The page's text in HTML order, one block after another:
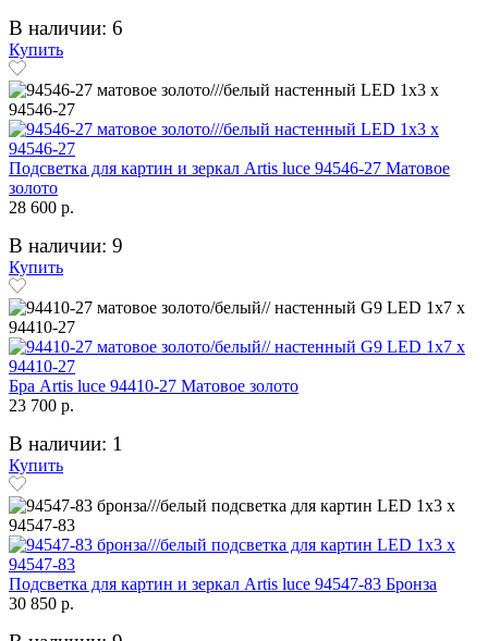
В наличии: 6
Купить
Подсветка для картин и зеркал Artis luce 94546-27 Матовое
золото
28 600 р.
В наличии: 9
Купить
Бра Artis luce 94410-27 Матовое золото
23 700 р.
В наличии: 1
Купить
Подсветка для картин и зеркал Artis luce 94547-83 Бронза
30 850 р.